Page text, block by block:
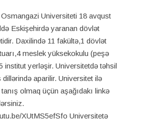
Universiteti 18 avqust
Eskişehirdə yaranan dövlət
Daxilində 11 fakültə,1 dövlət
meslek yüksekokulu (peşə
institut yerləşir. Universitetdə təhsil
dillərində aparilir. Universitet ilə
olmaq üçün aşağıdakı linkə
XUtMS5efSfo Universitetə